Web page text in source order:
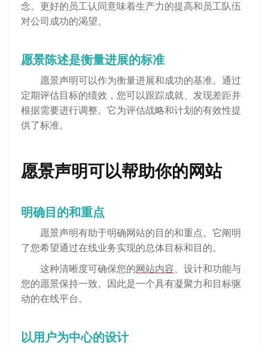
念。更好的员工认同意味着生产力的提高和员工队伍
对公司成功的渴望。
愿景陈述是衡量进展的标准
愿景声明可以作为衡量进展和成功的基准。通过
定期评估目标的绩效，您可以跟踪成就、发现差距并
根据需要进行调整。它为评估战略和计划的有效性提
供了标准。
愿景声明可以帮助你的网站
明确目的和重点
愿景声明有助于明确网站的目的和重点。它阐明
了您希望通过在线业务实现的总体目标和目的。
这种清晰度可确保您的网站内容、设计和功能与
您的愿景保持一致。因此是一个具有凝聚力和目标驱
动的在线平台。
以用户为中心的设计